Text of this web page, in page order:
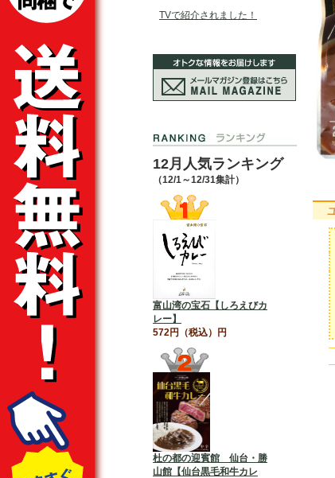
TVで紹介されました！
12月人気ランキング
（12/1～12/31集計）
富山湾の宝石【しろえびカ
レー】
572円（税込）円
杜の都の迎賓館 仙台・勝
山館【仙台黒毛和牛カレ